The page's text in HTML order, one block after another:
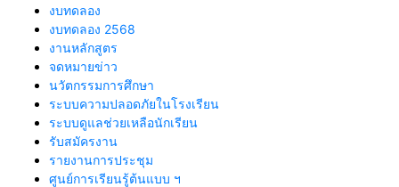
งบทดลอง
งบทดลอง 2568
งานหลักสูตร
จดหมายข่าว
นวัตกรรมการศึกษา
ระบบความปลอดภัยในโรงเรียน
ระบบดูแลช่วยเหลือนักเรียน
รับสมัครงาน
รายงานการประชุม
ศูนย์การเรียนรู้ต้นแบบ ฯ